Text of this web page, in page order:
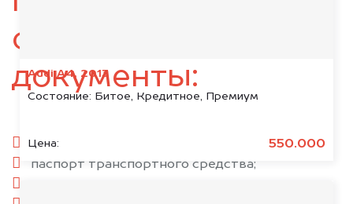
Audi A4, 2013
Состояние: Битое, Кредитное, Премиум
Цена: 550.000
следующие
документы:
паспорт гражданина РФ;
паспорт транспортного средства;